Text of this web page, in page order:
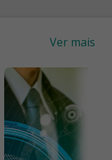
Ver mais